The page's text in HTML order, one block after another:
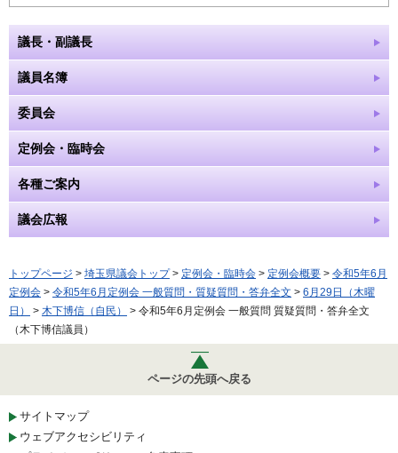
議長・副議長
議員名簿
委員会
定例会・臨時会
各種ご案内
議会広報
トップページ > 埼玉県議会トップ> 定例会・臨時会 > 定例会概要 > 令和5年6月
定例会 > 令和5年6月定例会 一般質問・質疑質問・答弁全文 > 6月29日（木曜
日）
> 木下博信（自民）
> 令和5年6月定例会 一般質問 質疑質問・答弁全文
（木下博信議員）
ページの先頭へ戻る
サイトマップ
ウェブアクセシビリティ